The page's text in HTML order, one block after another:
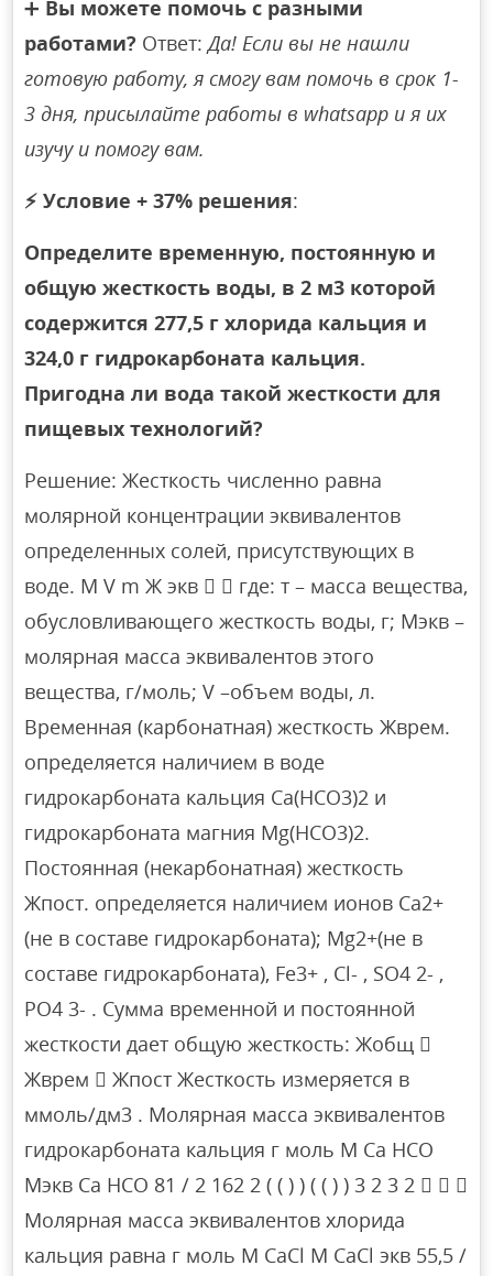
➕ Вы можете помочь с разными
работами? Ответ:Да! Если вы не нашли
готовую работу, я смогу вам помочь в срок 1-
3 дня, присылайте работы в whatsapp и я их
изучу и помогу вам.
⚡ Условие + 37% решения:
Определите временную, постоянную и
общую жесткость воды, в 2 м3 которой
содержится 277,5 г хлорида кальция и
324,0 г гидрокарбоната кальция.
Пригодна ли вода такой жесткости для
пищевых технологий?
Решение: Жесткость численно равна
молярной концентрации эквивалентов
определенных солей, присутствующих в
воде. M V m Ж экв   где: т – масса вещества,
обусловливающего жесткость воды, г; Mэкв –
молярная масса эквивалентов этого
вещества, г/моль; V –объем воды, л.
Временная (карбонатная) жесткость Жврем.
определяется наличием в воде
гидрокарбоната кальция Ca(HСO3)2 и
гидрокарбоната магния Mg(HСO3)2.
Постоянная (некарбонатная) жесткость
Жпост. определяется наличием ионов Ca2+
(не в составе гидрокарбоната); Mg2+(не в
составе гидрокарбоната), Fe3+ , Cl- , SO4 2- ,
РO4 3- . Сумма временной и постоянной
жесткости дает общую жесткость: Жобщ 
Жврем  Жпост Жесткость измеряется в
ммоль/дм3 . Молярная масса эквивалентов
гидрокарбоната кальция г моль M Ca HCO
Mэкв Ca HCO 81 / 2 162 2 ( ( ) ) ( ( ) ) 3 2 3 2   
Молярная масса эквивалентов хлорида
кальция равна г моль M CaCl M CaCl экв 55,5 /